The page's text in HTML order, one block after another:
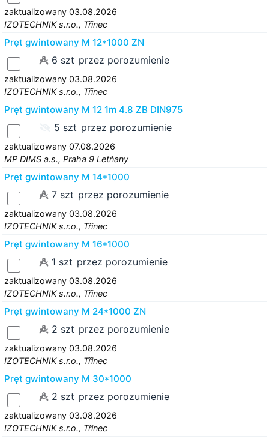
zaktualizowany 03.08.2026
IZOTECHNIK s.r.o., Třinec
Pręt gwintowany M 12*1000 ZN
6 szt przez porozumienie
zaktualizowany 03.08.2026
IZOTECHNIK s.r.o., Třinec
Pręt gwintowany M 12 1m 4.8 ZB DIN975
5 szt przez porozumienie
zaktualizowany 07.08.2026
MP DIMS a.s., Praha 9 Letňany
Pręt gwintowany M 14*1000
7 szt przez porozumienie
zaktualizowany 03.08.2026
IZOTECHNIK s.r.o., Třinec
Pręt gwintowany M 16*1000
1 szt przez porozumienie
zaktualizowany 03.08.2026
IZOTECHNIK s.r.o., Třinec
Pręt gwintowany M 24*1000 ZN
2 szt przez porozumienie
zaktualizowany 03.08.2026
IZOTECHNIK s.r.o., Třinec
Pręt gwintowany M 30*1000
2 szt przez porozumienie
zaktualizowany 03.08.2026
IZOTECHNIK s.r.o., Třinec